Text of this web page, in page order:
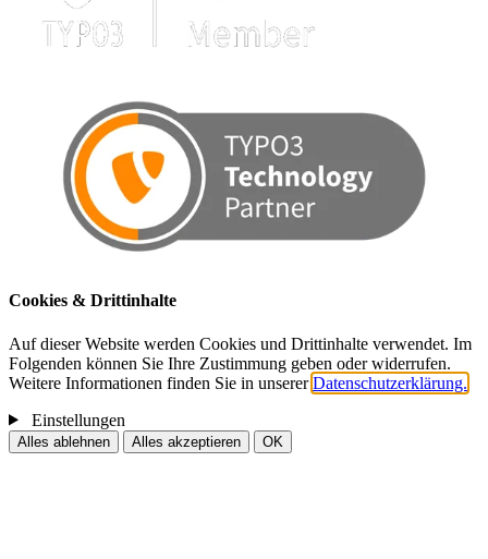
Cookies & Drittinhalte
Auf dieser Website werden Cookies und Drittinhalte verwendet. Im
Folgenden können Sie Ihre Zustimmung geben oder widerrufen.
Weitere Informationen finden Sie in unsererDatenschutzerklärung.
Einstellungen
Alles ablehnen Alles akzeptieren OK